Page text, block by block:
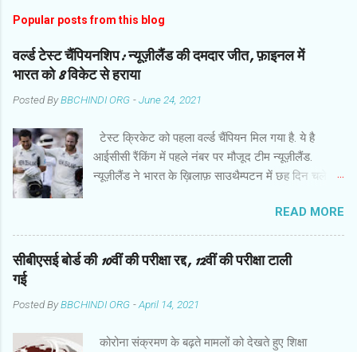
Popular posts from this blog
वर्ल्ड टेस्ट चैंपियनशिप: न्यूज़ीलैंड की दमदार जीत, फ़ाइनल में
भारत को 8 विकेट से हराया
Posted ByBBCHINDI ORG -June 24, 2021
टेस्ट क्रिकेट को पहला वर्ल्ड चैंपियन मिल गया है. ये है
आईसीसी रैंकिंग में पहले नंबर पर मौजूद टीम न्यूज़ीलैंड.
न्यूज़ीलैंड ने भारत के ख़िलाफ़ साउथैम्पटन में छह दिन चले
विकेट से दमदार जीत हासिल की. बारिश से प्रभावित मैच के
छठे दिन गेंदबाज़ों के कमाल के बाद कप्तान केन विलियमसन
और रॉस टेलर ने उम्दा बल्लेबाज़ी की और आईसीसी वर्ल्ड
टेस्ट चैंपियनशिप में इतिहास रच दिया . जीत के हीरो रहे
रन बनाकर नाबाद रहे. चौका जमाकर जीत पक्की करने वाले
खेल बर्बाद होने के कारण मैच का नतीजा छठे दिन निकला.
READ MORE
सीबीएसई बोर्ड की 10वीं की परीक्षा रद्द, 12वीं की परीक्षा टाली
गई
Posted ByBBCHINDI ORG -April 14, 2021
कोरोना संक्रमण के बढ़ते मामलों को देखते हुए शिक्षा